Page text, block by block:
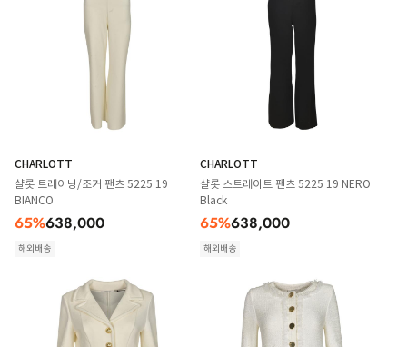
CHARLOTT
샬롯 트레이닝/조거 팬츠 5225 19
BIANCO
65%638,000
해외배송
CHARLOTT
샬롯 스트레이트 팬츠 5225 19 NERO
Black
65%638,000
해외배송